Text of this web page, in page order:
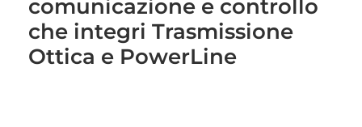
comunicazione e controllo
che integri Trasmissione
Ottica e PowerLine